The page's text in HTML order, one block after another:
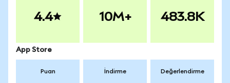
4.4 10M+ 483.8K
App Store
Puan İndirme Değerlendirme